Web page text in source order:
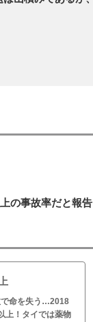
の事故率だと報告
で命を失う…2018
上！タイでは薬物